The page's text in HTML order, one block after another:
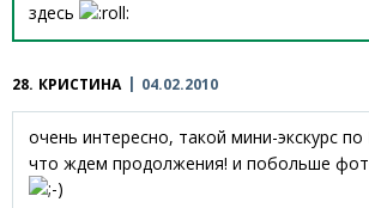
здесь
28. КРИСТИНА 04.02.2010
очень интересно, такой мини-экскурс
что ждем продолжения! и побольше